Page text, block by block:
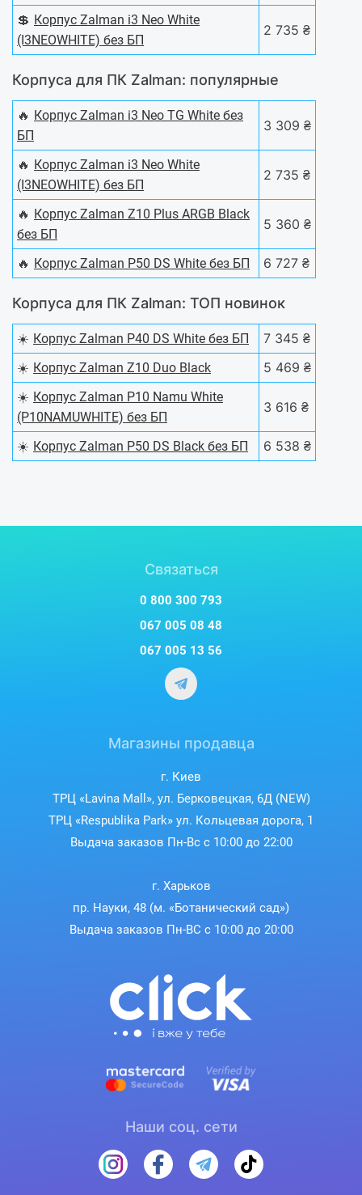
💲 Корпус Zalman i3 Neo White
(I3NEOWHITE) без БП
2 735 ₴
Корпуса для ПК Zalman: популярные
🔥 Корпус Zalman i3 Neo TG White без
БП
3 309 ₴
🔥 Корпус Zalman i3 Neo White
(I3NEOWHITE) без БП
2 735 ₴
🔥 Корпус Zalman Z10 Plus ARGB Black
без БП
5 360 ₴
🔥 Корпус Zalman P50 DS White без БП 6 727 ₴
Корпуса для ПК Zalman: ТОП новинок
☀️ Корпус Zalman P40 DS White без БП
7 345 ₴
☀️ Корпус Zalman Z10 Duo Black
5 469 ₴
☀️ Корпус Zalman P10 Namu White
(P10NAMUWHITE) без БП
3 616 ₴
☀️ Корпус Zalman P50 DS Black без БП 6 538 ₴
Связаться
0 800 300 793
067 005 08 48
067 005 13 56
Магазины продавца
г. Киев
ТРЦ «Lavina Mall», ул. Берковецкая, 6Д (NEW)
ТРЦ «Respublika Park» ул. Кольцевая дорога, 1
Выдача заказов Пн-Вс с 10:00 до 22:00
г. Харьков
пр. Науки, 48 (м. «Ботанический сад»)
Выдача заказов Пн-ВС с 10:00 до 20:00
Наши соц. сети